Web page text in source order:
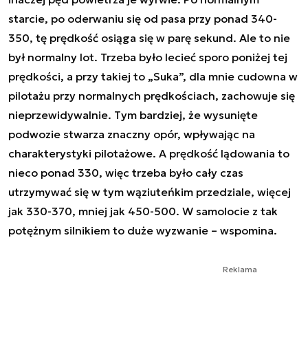
starcie, po oderwaniu się od pasa przy ponad 340-
350, tę prędkość osiąga się w parę sekund. Ale to nie
był normalny lot. Trzeba było lecieć sporo poniżej tej
prędkości, a przy takiej to „Suka”, dla mnie cudowna w
pilotażu przy normalnych prędkościach, zachowuje się
nieprzewidywalnie. Tym bardziej, że wysunięte
podwozie stwarza znaczny opór, wpływając na
charakterystyki pilotażowe. A prędkość lądowania to
nieco ponad 330, więc trzeba było cały czas
utrzymywać się w tym wąziuteńkim przedziale, więcej
jak 330-370, mniej jak 450-500. W samolocie z tak
potężnym silnikiem to duże wyzwanie – wspomina.
Reklama